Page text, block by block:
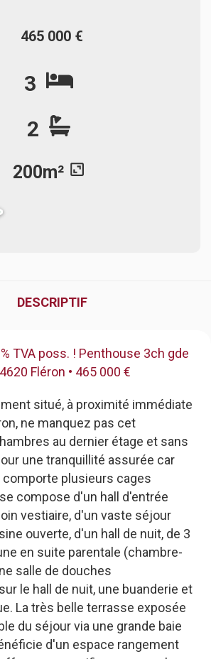
465 000 €
3
2
200m²
DESCRIPTIF
TVA poss. ! Penthouse 3ch gde
Fléron • 465 000 €
situé, à proximité immédiate
ne manquez pas cet
au dernier étage et sans
une tranquillité assurée car
plusieurs cages
compose d'un hall d'entrée
vestiaire, d'un vaste séjour
ouverte, d'un hall de nuit, de 3
en suite parentale (chambre-
salle de douches
le hall de nuit, une buanderie et
La très belle terrasse exposée
du séjour via une grande baie
d'un espace rangement